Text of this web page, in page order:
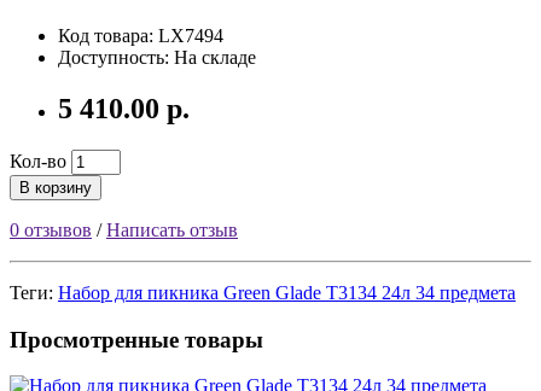
Код товара: LX7494
Доступность: На складе
5 410.00 р.
Кол-во
В корзину
0 отзывов /Написать отзыв
Теги: Набор для пикника Green Glade Т3134 24л 34 предмета
Просмотренные товары